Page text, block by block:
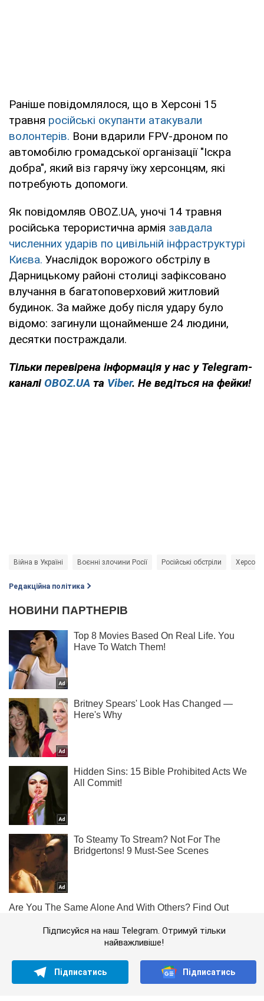
Раніше повідомлялося, що в Херсоні 15
травня російські окупанти атакували
волонтерів. Вони вдарили FPV-дроном по
автомобілю громадської організації "Іскра
добра", який віз гарячу їжу херсонцям, які
потребують допомоги.
Як повідомляв OBOZ.UA, уночі 14 травня
російська терористична армія завдала
численних ударів по цивільній інфраструктурі
Києва. Унаслідок ворожого обстрілу в
Дарницькому районі столиці зафіксовано
влучання в багатоповерховий житловий
будинок. За майже добу після удару було
відомо: загинули щонайменше 24 людини,
десятки постраждали.
Тільки перевірена інформація у нас у Telegram-
каналі OBOZ.UA та Viber. Не ведіться на фейки!
Війна в Україні Воєнні злочини Росії Російські обстріли Херсон
Редакційна політика
Підписуйся на наш Telegram. Отримуй тільки
найважливіше!
Підписатись Підписатись